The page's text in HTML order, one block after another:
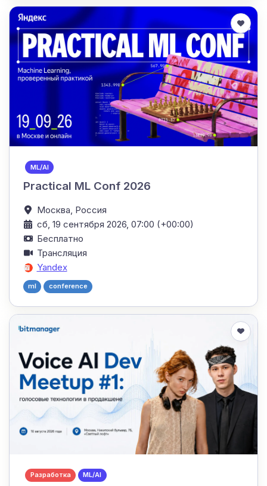
ML/AI
Practical ML Conf 2026
Москва, Россия
сб, 19 сентября 2026, 07:00 (+00:00)
Бесплатно
Трансляция
Yandex
ml conference
Разработка ML/AI